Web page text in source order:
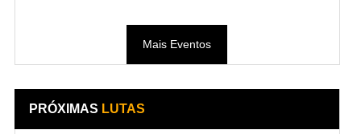
Mais Eventos
PRÓXIMAS LUTAS